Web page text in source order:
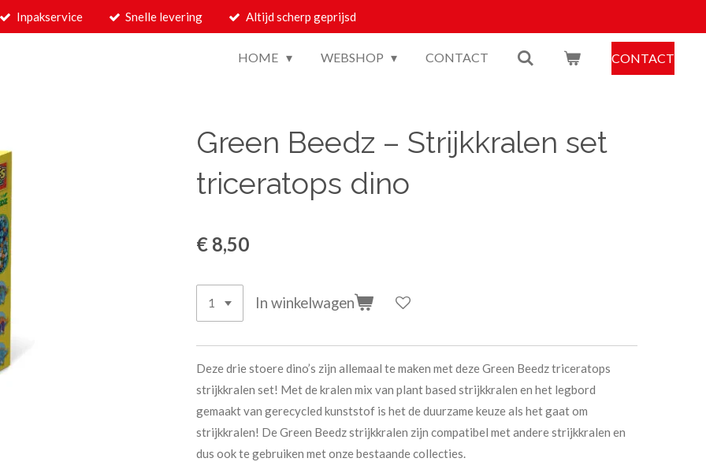
Inpakservice Snelle levering Altijd scherp geprijsd
HOME WEBSHOP CONTACT CONTACT
Green Beedz – Strijkkralen set
triceratops dino
€ 8,50
In winkelwagen
Deze drie stoere dino’s zijn allemaal te maken met deze Green Beedz triceratops
strijkkralen set! Met de kralen mix van plant based strijkkralen en het legbord
gemaakt van gerecycled kunststof is het de duurzame keuze als het gaat om
strijkkralen! De Green Beedz strijkkralen zijn compatibel met andere strijkkralen en
dus ook te gebruiken met onze bestaande collecties.